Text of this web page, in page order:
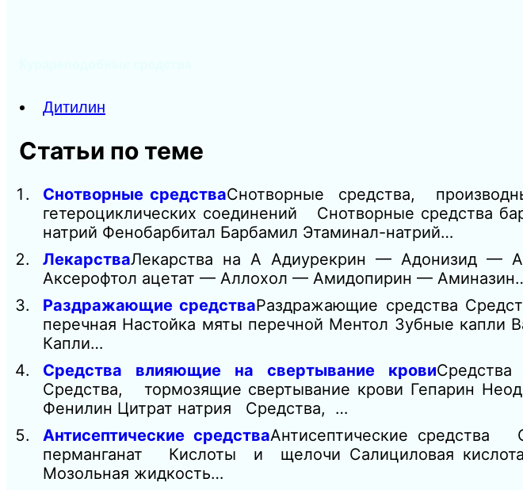
Дитилин
Статьи по теме
Снотворные средстваСнотворные средства,
гетероциклических соединений Снотворные средства
натрий Фенобарбитал Барбамил Этаминал-натрий…
ЛекарстваЛекарства на А Адиурекрин — Адонизид —
Аксерофтол ацетат — Аллохол — Амидопирин —
Раздражающие средстваРаздражающие средства
перечная Настойка мяты перечной Ментол Зубные капли
Капли…
Средства влияющие на свертывание крови
Средства, тормозящие свертывание крови Гепарин
Фенилин Цитрат натрия Средства, …
Антисептические средстваАнтисептические средства
перманганат Кислоты и щелочи Салициловая кислота
Мозольная жидкость…